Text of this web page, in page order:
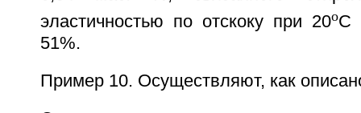
эластичностью по отскоку при 20oС
51%.
Пример 10. Осуществляют, как